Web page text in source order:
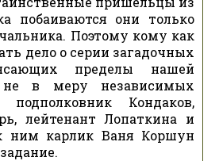
побаиваются они только
Поэтому кому как
дело о серии загадочных
пределы нашей
в меру независимых
подполковник Кондаков,
лейтенант Лопаткина и
ним карлик Ваня Коршун